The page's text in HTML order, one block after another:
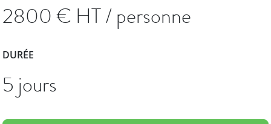
2800€ HT / personne
DURÉE
5 jours